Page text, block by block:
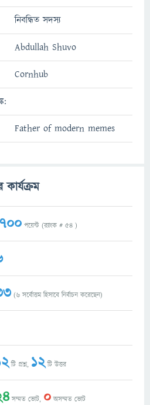
নিবন্ধিত সদস্য
Abdullah Shuvo
Cornhub
Father of modern memes
পয়েন্ট (র‌্যাংক # 54 )
(6সর্বোত্তম হিসাবে নির্বাচন করেছেন)
টি প্রশ্ন, 12টি উত্তর
সম্মত ভোট, 0অসম্মত ভোট